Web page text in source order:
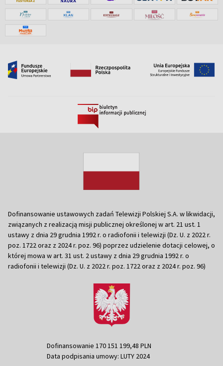
Dofinansowanie ustawowych zadań Telewizji Polskiej S.A. w likwidacji,
związanych z realizacją misji publicznej określonej w art. 21 ust. 1
ustawy z dnia 29 grudnia 1992 r. o radiofonii i telewizji (Dz. U. z 2022 r.
poz. 1722 oraz z 2024 r. poz. 96) poprzez udzielenie dotacji celowej, o
której mowa w art. 31 ust. 2 ustawy z dnia 29 grudnia 1992 r. o
radiofonii i telewizji (Dz. U. z 2022 r. poz. 1722 oraz z 2024 r. poz. 96)
Dofinansowanie 170 151 199,48 PLN
Data podpisania umowy: LUTY 2024